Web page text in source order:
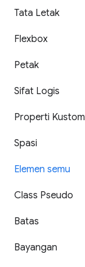
Tata Letak
Flexbox
Petak
Sifat Logis
Properti Kustom
Spasi
Elemen semu
Class Pseudo
Batas
Bayangan